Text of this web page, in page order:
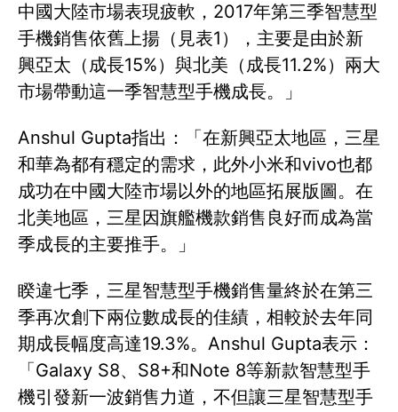
中國大陸市場表現疲軟，2017年第三季智慧型
手機銷售依舊上揚（見表1），主要是由於新
興亞太（成長15%）與北美（成長11.2%）兩大
市場帶動這一季智慧型手機成長。」
Anshul Gupta指出：「在新興亞太地區，三星
和華為都有穩定的需求，此外小米和vivo也都
成功在中國大陸市場以外的地區拓展版圖。在
北美地區，三星因旗艦機款銷售良好而成為當
季成長的主要推手。」
睽違七季，三星智慧型手機銷售量終於在第三
季再次創下兩位數成長的佳績，相較於去年同
期成長幅度高達19.3%。Anshul Gupta表示：
「Galaxy S8、S8+和Note 8等新款智慧型手
機引發新一波銷售力道，不但讓三星智慧型手